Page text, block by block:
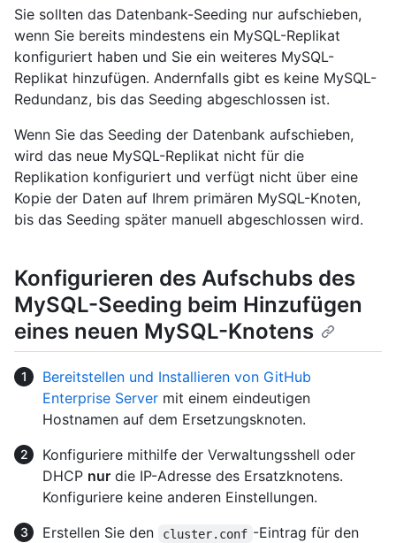
Sie sollten das Datenbank-Seeding nur aufschieben,
wenn Sie bereits mindestens ein MySQL-Replikat
konfiguriert haben und Sie ein weiteres MySQL-
Replikat hinzufügen. Andernfalls gibt es keine MySQL-
Redundanz, bis das Seeding abgeschlossen ist.
Wenn Sie das Seeding der Datenbank aufschieben,
wird das neue MySQL-Replikat nicht für die
Replikation konfiguriert und verfügt nicht über eine
Kopie der Daten auf Ihrem primären MySQL-Knoten,
bis das Seeding später manuell abgeschlossen wird.
Konfigurieren des Aufschubs des
MySQL-Seeding beim Hinzufügen
eines neuen MySQL-Knotens
Bereitstellen und Installieren von GitHub
Enterprise Server mit einem eindeutigen
Hostnamen auf dem Ersetzungsknoten.
Konfiguriere mithilfe der Verwaltungsshell oder
DHCP nur die IP-Adresse des Ersatzknotens.
Konfiguriere keine anderen Einstellungen.
Erstellen Sie den
cluster.conf -Eintrag für den